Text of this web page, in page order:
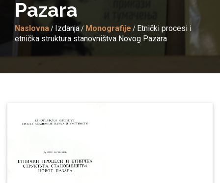
Pаzаrа
Naslovna/ Izdanja/ Monografije / Etnički procesi i
etničkа strukturа stаnovništvа Novog Pаzаrа